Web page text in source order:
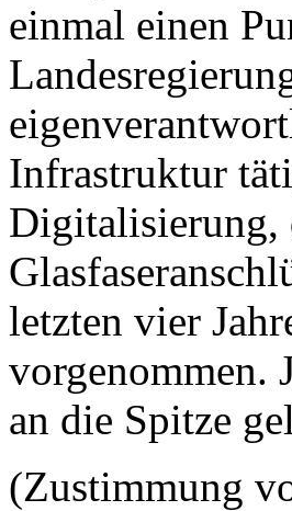
einmal einen
Infrastruktur
Digitalisierung,
letzten vier
vorgenommen.
an die Spitze
(Zustimmung